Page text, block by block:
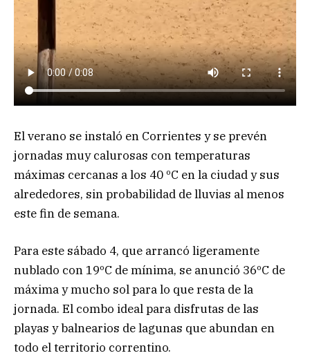
El verano se instaló en Corrientes y se prevén
jornadas muy calurosas con temperaturas
máximas cercanas a los 40 ºC en la ciudad y sus
alrededores, sin probabilidad de lluvias al menos
este fin de semana.
Para este sábado 4, que arrancó ligeramente
nublado con 19ºC de mínima, se anunció 36ºC de
máxima y mucho sol para lo que resta de la
jornada. El combo ideal para disfrutas de las
playas y balnearios de lagunas que abundan en
todo el territorio correntino.